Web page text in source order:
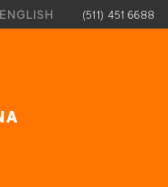
ENGLISH (511) 451 6688